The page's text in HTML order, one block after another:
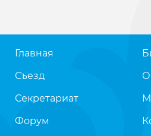
Главная
Съезд
Секретариат
Форум
О